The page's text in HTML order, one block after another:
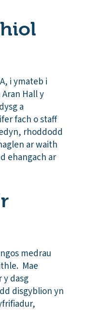
i ymateb i
Hall y
a
fach o staff
rhoddodd
ar waith
ehangach ar
medrau
Mae
dasg
disgyblion yn